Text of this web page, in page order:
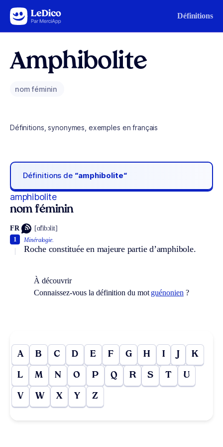
Aller au contenu Définitions
Amphibolite
nom féminin
Définitions, synonymes, exemples en français
Définitions de “amphibolite“
amphibolite
nom féminin
FR [ɑ̃fibɔlit]
Minéralogie.
Roche constituée en majeure partie d’amphibole.
1
À découvrir
Connaissez-vous la définition du mot guénonien ?
A B C D E F G H I J K
L M N O P Q R S T U
V W X Y Z